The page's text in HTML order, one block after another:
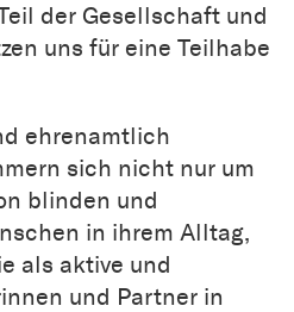
der Gesellschaft und
uns für eine Teilhabe
ehrenamtlich
sich nicht nur um
blinden und
in ihrem Alltag,
als aktive und
und Partner in